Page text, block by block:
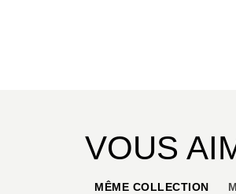
VOUS
MÊME COLLECTION